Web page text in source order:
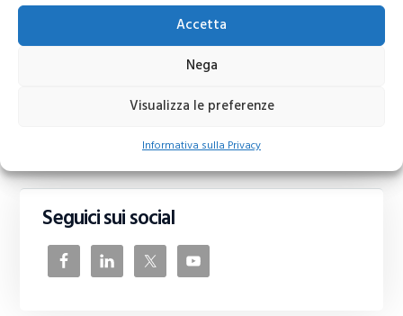
Accetta
Nega
Visualizza le preferenze
Informativa sulla Privacy
Cosa si compra e si
guida completa
Seguici sui social